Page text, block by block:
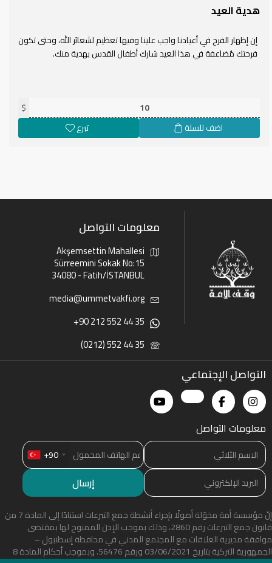
هدية العيد
إن إظهار الفرح في أعيادنا واجب علينا وفيها تعظيم لشعائر الله، وحتى تكون
فرحتك مُضاعفة في هذا العيد شارك أطفال القدس بهدية منك.
$
اضف للسلة تبرع
معلومات التواصل
Akşemsettin Mahallesi
Sürreemini Sokak No:15
34080 - Fatih/İSTANBUL
media@ummetvakfi.org
+90 212 552 44 35
(0212) 552 44 35
التواصل الإجتماعي
معلومات التواصل
+90
إنّ مؤسسة أمة مخوّلة أصولًا بإجراء أنشطة جمع التبرعات استنادًا إلى المادة 7 من
قانون جمع التبرعات رقم 2860، وذلك بموجب الإذن الممنوح لها بمقتضى
موافقة مديرية العلاقات مع المجتمع المدني في محافظة إسطنبول –
الجمهورية التركية بتاريخ 03/06/2021 ورقم 56476. وبموجب أحكام المادة 8